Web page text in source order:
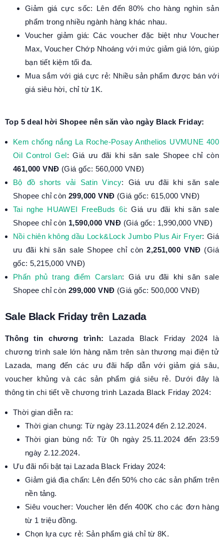
Giảm giá cực sốc: Lên đến 80% cho hàng nghìn sản
phẩm trong nhiều ngành hàng khác nhau.
Voucher giảm giá: Các voucher đặc biệt như Voucher
Max, Voucher Chớp Nhoáng với mức giảm giá lớn, giúp
bạn tiết kiệm tối đa.
Mua sắm với giá cực rẻ: Nhiều sản phẩm được bán với
giá siêu hời, chỉ từ 1K.
Top 5 deal hời Shopee nên săn vào ngày Black Friday:
Kem chống nắng La Roche-Posay Anthelios UVMUNE 400
Oil Control Gel: Giá ưu đãi khi săn sale Shopee chỉ còn
461,000 VNĐ (Giá gốc: 560,000 VNĐ)
Bộ đồ shorts vải Satin Vincy: Giá ưu đãi khi săn sale
Shopee chỉ còn299,000 VNĐ (Giá gốc: 615,000 VNĐ)
Tai nghe HUAWEI FreeBuds 6i: Giá ưu đãi khi săn sale
Shopee chỉ còn 1,590,000 VNĐ (Giá gốc: 1,990,000 VNĐ)
Nồi chiên không dầu Lock&Lock Jumbo Plus Air Fryer: Giá
ưu đãi khi săn sale Shopee chỉ còn2,251,000 VNĐ (Giá
gốc: 5,215,000 VNĐ)
Phấn phủ trang điểm Carslan: Giá ưu đãi khi săn sale
Shopee chỉ còn299,000 VNĐ (Giá gốc: 500,000 VNĐ)
Sale Black Friday trên Lazada
Thông tin chương trình: Lazada Black Friday 2024 là
chương trình sale lớn hàng năm trên sàn thương mại điện tử
Lazada, mang đến các ưu đãi hấp dẫn với giảm giá sâu,
voucher khủng và các sản phẩm giá siêu rẻ. Dưới đây là
thông tin chi tiết về chương trình Lazada Black Friday 2024:
Thời gian diễn ra:
Thời gian chung: Từ ngày 23.11.2024 đến 2.12.2024.
Thời gian bùng nổ: Từ 0h ngày 25.11.2024 đến 23:59
ngày 2.12.2024.
Ưu đãi nổi bật tại Lazada Black Friday 2024:
Giảm giá địa chấn: Lên đến 50% cho các sản phẩm trên
nền tảng.
Siêu voucher: Voucher lên đến 400K cho các đơn hàng
từ 1 triệu đồng.
Chọn lựa cực rẻ: Sản phẩm giá chỉ từ 8K.